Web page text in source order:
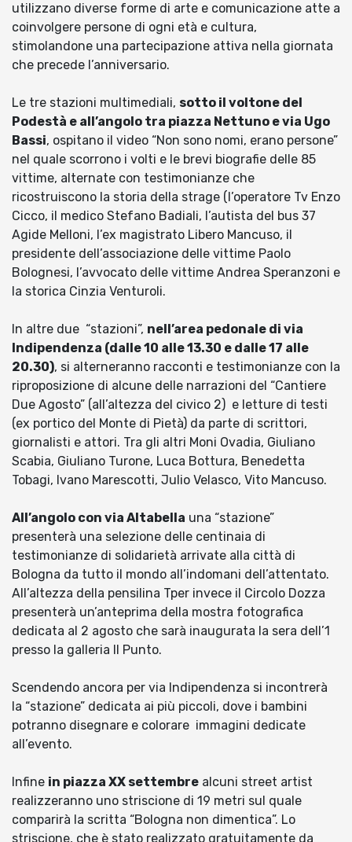
utilizzano diverse forme di arte e comunicazione atte a
coinvolgere persone di ogni età e cultura,
stimolandone una partecipazione attiva nella giornata
che precede l’anniversario.
Le tre stazioni multimediali, sotto il voltone del
Podestà e all’angolo tra piazza Nettuno e via Ugo
Bassi, ospitano il video “Non sono nomi, erano persone”
nel quale scorrono i volti e le brevi biografie delle 85
vittime, alternate con testimonianze che
ricostruiscono la storia della strage (l’operatore Tv Enzo
Cicco, il medico Stefano Badiali, l’autista del bus 37
Agide Melloni, l’ex magistrato Libero Mancuso, il
presidente dell’associazione delle vittime Paolo
Bolognesi, l’avvocato delle vittime Andrea Speranzoni e
la storica Cinzia Venturoli.
In altre due “stazioni”, nell’area pedonale di via
Indipendenza (dalle 10 alle 13.30 e dalle 17 alle
20.30), si alterneranno racconti e testimonianze con la
riproposizione di alcune delle narrazioni del “Cantiere
Due Agosto” (all’altezza del civico 2) e letture di testi
(ex portico del Monte di Pietà) da parte di scrittori,
giornalisti e attori. Tra gli altri Moni Ovadia, Giuliano
Scabia, Giuliano Turone, Luca Bottura, Benedetta
Tobagi, Ivano Marescotti, Julio Velasco, Vito Mancuso.
All’angolo con via Altabella una “stazione”
presenterà una selezione delle centinaia di
testimonianze di solidarietà arrivate alla città di
Bologna da tutto il mondo all’indomani dell’attentato.
All’altezza della pensilina Tper invece il Circolo Dozza
presenterà un’anteprima della mostra fotografica
dedicata al 2 agosto che sarà inaugurata la sera dell’1
presso la galleria Il Punto.
Scendendo ancora per via Indipendenza si incontrerà
la “stazione” dedicata ai più piccoli, dove i bambini
potranno disegnare e colorare immagini dedicate
all’evento.
Infine in piazza XX settembre alcuni street artist
realizzeranno uno striscione di 19 metri sul quale
comparirà la scritta “Bologna non dimentica”. Lo
striscione, che è stato realizzato gratuitamente da